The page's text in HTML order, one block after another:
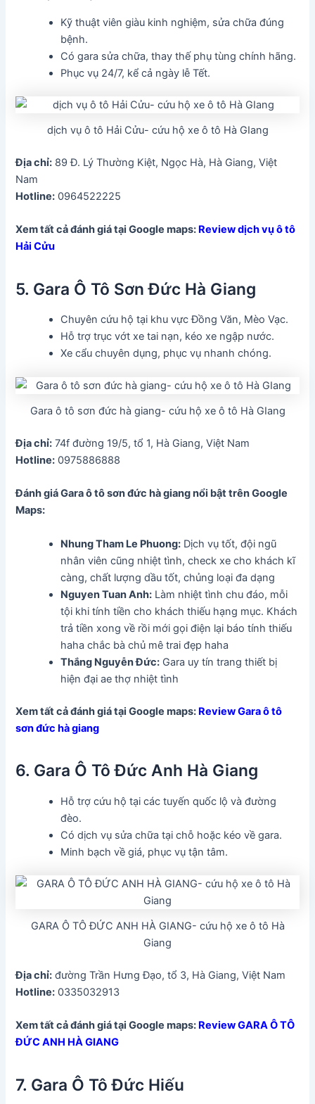
Kỹ thuật viên giàu kinh nghiệm, sửa chữa đúng
bệnh.
Có gara sửa chữa, thay thế phụ tùng chính hãng.
Phục vụ 24/7, kể cả ngày lễ Tết.
dịch vụ ô tô Hải Cửu- cứu hộ xe ô tô Hà GIang
Địa chỉ: 89 Đ. Lý Thường Kiệt, Ngọc Hà, Hà Giang, Việt
Nam
Hotline: 0964522225
Xem tất cả đánh giá tại Google maps: Review dịch vụ ô tô
Hải Cửu
5. Gara Ô Tô Sơn Đức Hà Giang
Chuyên cứu hộ tại khu vực Đồng Văn, Mèo Vạc.
Hỗ trợ trục vớt xe tai nạn, kéo xe ngập nước.
Xe cẩu chuyên dụng, phục vụ nhanh chóng.
Gara ô tô sơn đức hà giang- cứu hộ xe ô tô Hà GIang
Địa chỉ: 74f đường 19/5, tổ 1, Hà Giang, Việt Nam
Hotline: 0975886888
Đánh giá Gara ô tô sơn đức hà giangnổi bật trên Google
Maps:
Nhung Tham Le Phuong: Dịch vụ tốt, đội ngũ
nhân viên cũng nhiệt tình, check xe cho khách kĩ
càng, chất lượng dầu tốt, chủng loại đa dạng
Nguyen Tuan Anh: Làm nhiệt tình chu đáo, mỗi
tội khi tính tiền cho khách thiếu hạng mục. Khách
trả tiền xong về rồi mới gọi điện lại báo tính thiếu
haha chắc bà chủ mê trai đẹp haha
Thắng Nguyễn Đức: Gara uy tín trang thiết bị
hiện đại ae thợ nhiệt tình
Xem tất cả đánh giá tại Google maps: Review Gara ô tô
sơn đức hà giang
6. Gara Ô Tô Đức Anh Hà Giang
Hỗ trợ cứu hộ tại các tuyến quốc lộ và đường
đèo.
Có dịch vụ sửa chữa tại chỗ hoặc kéo về gara.
Minh bạch về giá, phục vụ tận tâm.
GARA Ô TÔ ĐỨC ANH HÀ GIANG- cứu hộ xe ô tô Hà
Giang
Địa chỉ: đường Trần Hưng Đạo, tổ 3, Hà Giang, Việt Nam
Hotline: 0335032913
Xem tất cả đánh giá tại Google maps: Review GARA Ô TÔ
ĐỨC ANH HÀ GIANG
7. Gara Ô Tô Đức Hiếu